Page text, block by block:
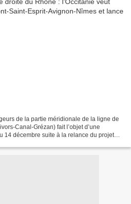
de la partie méridionale de la ligne de
Canal-Grézan) fait l’objet d’une
14 décembre suite à la relance du projet